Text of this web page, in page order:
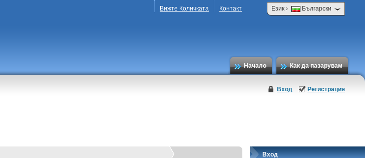
Език › Български
Вижте Количката Контакт
Начало Как да пазарувам
Вход Регистрация
Вход